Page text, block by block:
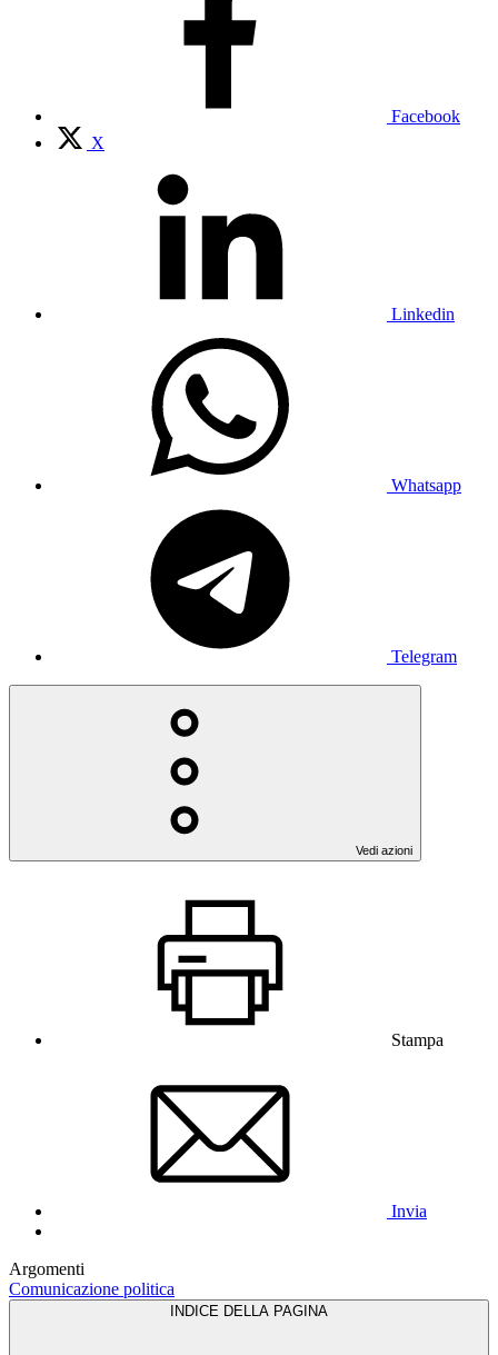
Facebook
X
Linkedin
Whatsapp
Telegram
Vedi azioni
Stampa
Invia
Argomenti
Comunicazione politica
INDICE DELLA PAGINA